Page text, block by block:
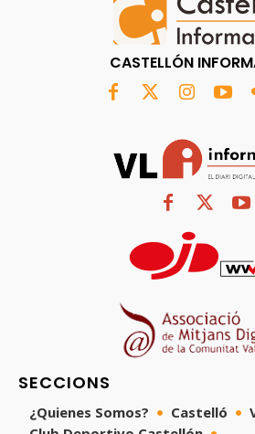
CASTELLÓN
SECCIONS
¿Quienes Somos? Castelló